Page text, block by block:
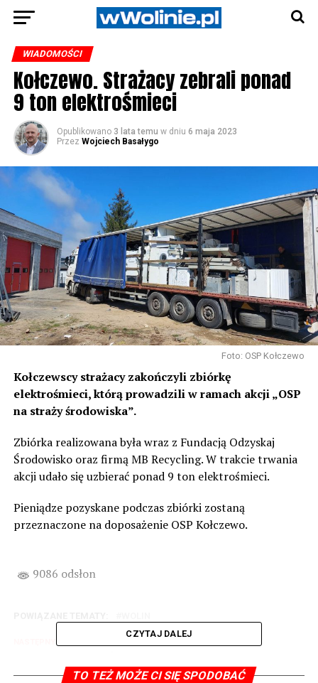
WIADOMOŚCI
Kołczewo. Strażacy zebrali ponad
9 ton elektrośmieci
Opublikowano 3 lata temu w dniu 6 maja 2023
Przez Wojciech Basałygo
Foto: OSP Kołczewo
Kołczewscy strażacy zakończyli zbiórkę
elektrośmieci, którą prowadzili w ramach akcji „OSP
na straży środowiska”.
Zbiórka realizowana była wraz z Fundacją Odzyskaj
Środowisko oraz firmą MB Recycling. W trakcie trwania
akcji udało się uzbierać ponad 9 ton elektrośmieci.
Pieniądze pozyskane podczas zbiórki zostaną
przeznaczone na doposażenie OSP Kołczewo.
9086 odsłon
ostrożność
CZYTAJ DALEJ
TO TEŻ MOŻE CI SIĘ SPODOBAĆ